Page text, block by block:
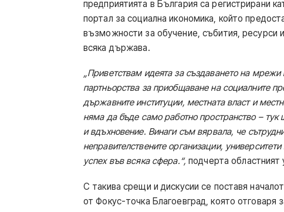
предприятията в България са регистрирани
портал за социална икономика, който
възможности за обучение, събития,
всяка държава.
„Приветствам идеята за създаванетона мрежи
партньорства за приобщаване на социалните
държавните институции, местната власт и
няма да бъде само работно пространство –
и вдъхновение. Винаги съм вярвала, че
неправителствените организации,
успех във всяка сфера.“,подчерта
С такива срещи и дискусии се поставя
от Фокус-точка Благоевград, която отговаря